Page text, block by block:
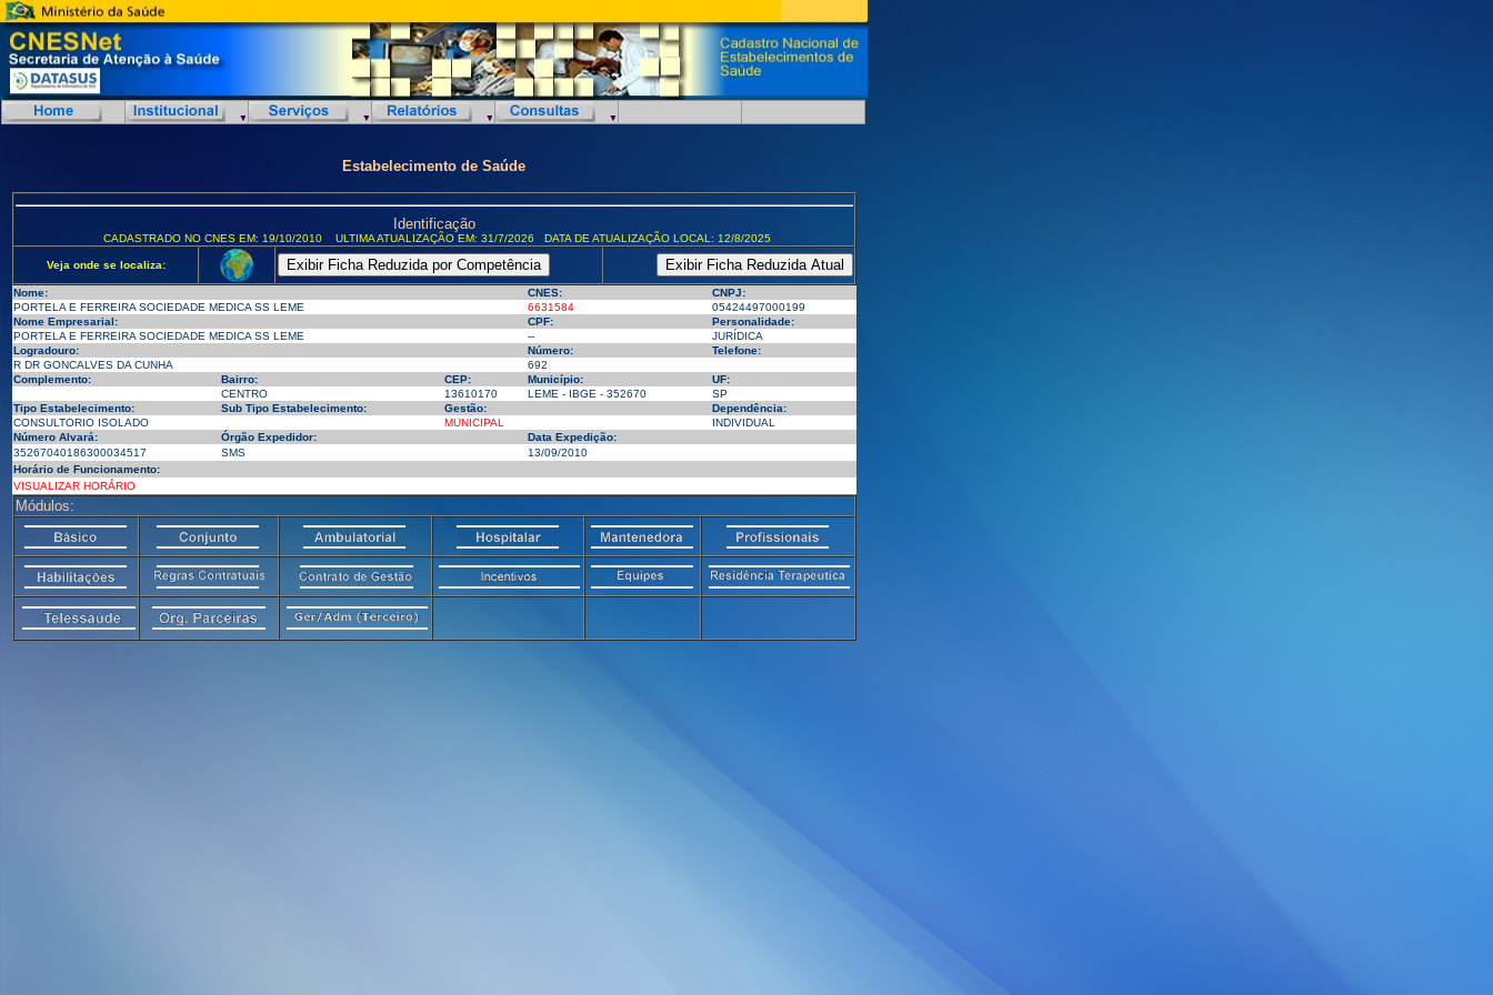
Estabelecimento de Saúde
Identificação
CADASTRADO NO CNES EM: 19/10/2010 ULTIMA ATUALIZAÇÃO EM: 31/7/2026 DATA DE ATUALIZAÇÃO LOCAL: 12/8/2025
Veja onde se localiza:
Nome: CNES:
CNPJ:
PORTELA E FERREIRA SOCIEDADE MEDICA SS LEME
6631584
05424497000199
Nome Empresarial:
CPF:
Personalidade:
PORTELA E FERREIRA SOCIEDADE MEDICA SS LEME
--
JURÍDICA
Logradouro:
Número:
Telefone:
R DR GONCALVES DA CUNHA
692
Complemento:
Bairro: CEP: Município:
UF:
CENTRO
13610170 LEME - IBGE - 352670
SP
Tipo Estabelecimento:
Sub Tipo Estabelecimento: Gestão:
Dependência:
CONSULTORIO ISOLADO
MUNICIPAL
INDIVIDUAL
Número Alvará:
Órgão Expedidor:
Data Expedição:
35267040186300034517
SMS
13/09/2010
Horário de Funcionamento:
VISUALIZAR HORÁRIO
Módulos: